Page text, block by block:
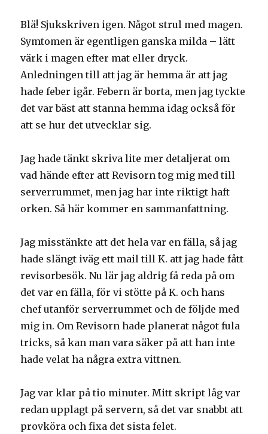
Blä! Sjukskriven igen. Något strul med magen.
Symtomen är egentligen ganska milda – lätt
värk i magen efter mat eller dryck.
Anledningen till att jag är hemma är att jag
hade feber igår. Febern är borta, men jag tyckte
det var bäst att stanna hemma idag också för
att se hur det utvecklar sig.
Jag hade tänkt skriva lite mer detaljerat om
vad hände efter att Revisorn tog mig med till
serverrummet, men jag har inte riktigt haft
orken. Så här kommer en sammanfattning.
Jag misstänkte att det hela var en fälla, så jag
hade slängt iväg ett mail till K. att jag hade fått
revisorbesök. Nu lär jag aldrig få reda på om
det var en fälla, för vi stötte på K. och hans
chef utanför serverrummet och de följde med
mig in. Om Revisorn hade planerat något fula
tricks, så kan man vara säker på att han inte
hade velat ha några extra vittnen.
Jag var klar på tio minuter. Mitt skript låg var
redan upplagt på servern, så det var snabbt att
provköra och fixa det sista felet.